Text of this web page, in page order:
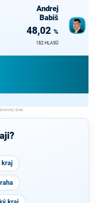
Andrej
Babiš
48,02 %
182 HLASŮ
kraj